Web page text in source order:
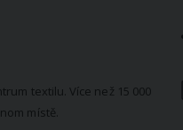
textilu. Více než 15 000
místě.